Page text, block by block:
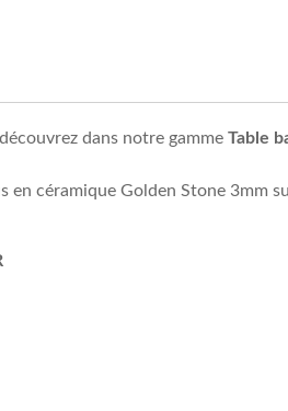
dans notre gamme Table
en céramique Golden Stone 3mm